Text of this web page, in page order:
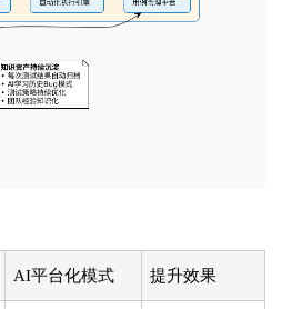
AI平台化模式 提升效果